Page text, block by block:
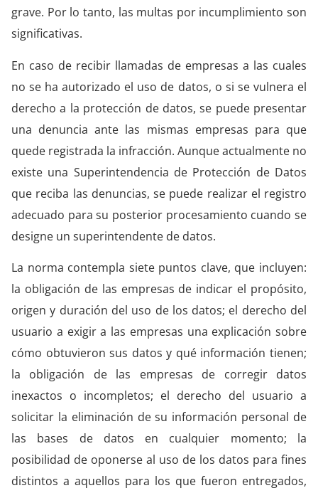
grave. Por lo tanto, las multas por incumplimiento son
significativas.
En caso de recibir llamadas de empresas a las cuales
no se ha autorizado el uso de datos, o si se vulnera el
derecho a la protección de datos, se puede presentar
una denuncia ante las mismas empresas para que
quede registrada la infracción. Aunque actualmente no
existe una Superintendencia de Protección de Datos
que reciba las denuncias, se puede realizar el registro
adecuado para su posterior procesamiento cuando se
designe un superintendente de datos.
La norma contempla siete puntos clave, que incluyen:
la obligación de las empresas de indicar el propósito,
origen y duración del uso de los datos; el derecho del
usuario a exigir a las empresas una explicación sobre
cómo obtuvieron sus datos y qué información tienen;
la obligación de las empresas de corregir datos
inexactos o incompletos; el derecho del usuario a
solicitar la eliminación de su información personal de
las bases de datos en cualquier momento; la
posibilidad de oponerse al uso de los datos para fines
distintos a aquellos para los que fueron entregados,